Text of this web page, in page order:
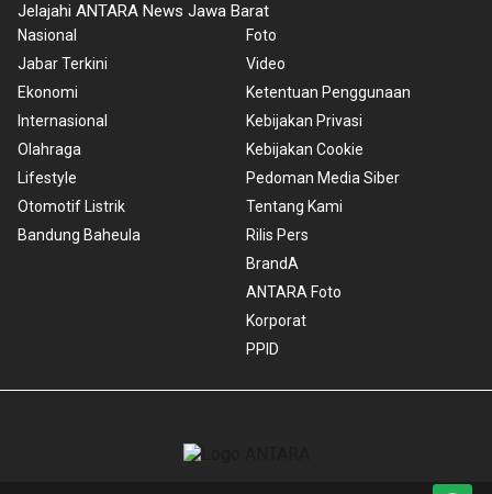
Jelajahi ANTARA News Jawa Barat
Nasional
Jabar Terkini
Ekonomi
Internasional
Olahraga
Lifestyle
Otomotif Listrik
Bandung Baheula
Foto
Video
Ketentuan Penggunaan
Kebijakan Privasi
Kebijakan Cookie
Pedoman Media Siber
Tentang Kami
Rilis Pers
BrandA
ANTARA Foto
Korporat
PPID